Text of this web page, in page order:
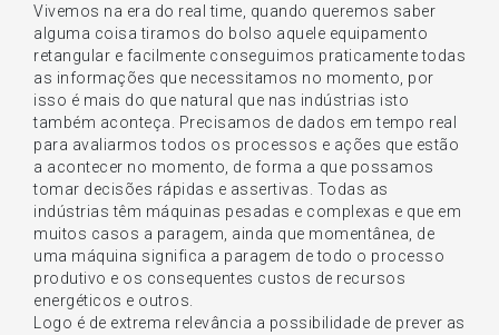
Vivemos na era do real time, quando queremos saber
alguma coisa tiramos do bolso aquele equipamento
retangular e facilmente conseguimos praticamente todas
as informações que necessitamos no momento, por
isso é mais do que natural que nas indústrias isto
também aconteça. Precisamos de dados em tempo real
para avaliarmos todos os processos e ações que estão
a acontecer no momento, de forma a que possamos
tomar decisões rápidas e assertivas. Todas as
indústrias têm máquinas pesadas e complexas e que em
muitos casos a paragem, ainda que momentânea, de
uma máquina significa a paragem de todo o processo
produtivo e os consequentes custos de recursos
energéticos e outros.
Logo é de extrema relevância a possibilidade de prever as